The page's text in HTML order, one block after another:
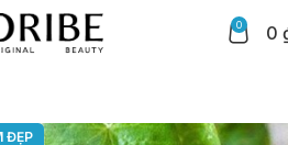
0 0
ĐẸP